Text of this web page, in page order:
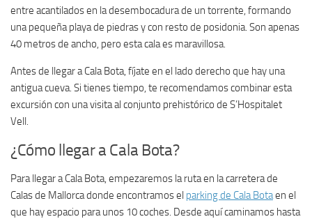
entre acantilados en la desembocadura de un torrente, formando
una pequeña playa de piedras y con resto de posidonia. Son apenas
40 metros de ancho, pero esta cala es maravillosa.
Antes de llegar a Cala Bota, fíjate en el lado derecho que hay una
antigua cueva. Si tienes tiempo, te recomendamos combinar esta
excursión con una visita al conjunto prehistórico de S’Hospitalet
Vell.
¿Cómo llegar a Cala Bota?
Para llegar a Cala Bota, empezaremos la ruta en la carretera de
Calas de Mallorca donde encontramos el parking de Cala Botaen el
que hay espacio para unos 10 coches. Desde aquí caminamos hasta